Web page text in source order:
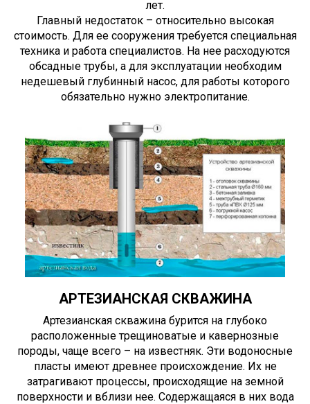
лет.
Главный недостаток – относительно высокая
стоимость. Для ее сооружения требуется специальная
техника и работа специалистов. На нее расходуются
обсадные трубы, а для эксплуатации необходим
недешевый глубинный насос, для работы которого
обязательно нужно электропитание.
АРТЕЗИАНСКАЯ СКВАЖИНА
Артезианская скважина бурится на глубоко
расположенные трещиноватые и кавернозные
породы, чаще всего – на известняк. Эти водоносные
пласты имеют древнее происхождение. Их не
затрагивают процессы, происходящие на земной
поверхности и вблизи нее. Содержащаяся в них вода